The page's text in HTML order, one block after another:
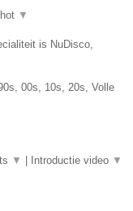
▼
is NuDisco,
00s, 10s, 20s, Volle
▼ Introductie video ▼